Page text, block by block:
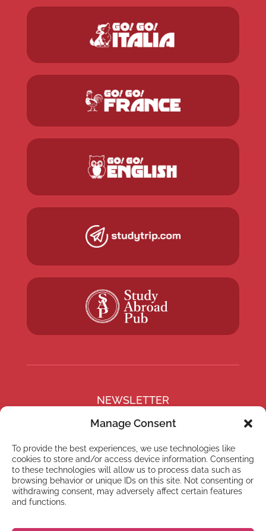
Manage Consent
To provide the best experiences, we use technologies like
cookies to store and/or access device information. Consenting
to these technologies will allow us to process data such as
browsing behavior or unique IDs on this site. Not consenting or
withdrawing consent, may adversely affect certain features
and functions.
NEWSLETTER
Subscribe to our newsletter
Subscribe